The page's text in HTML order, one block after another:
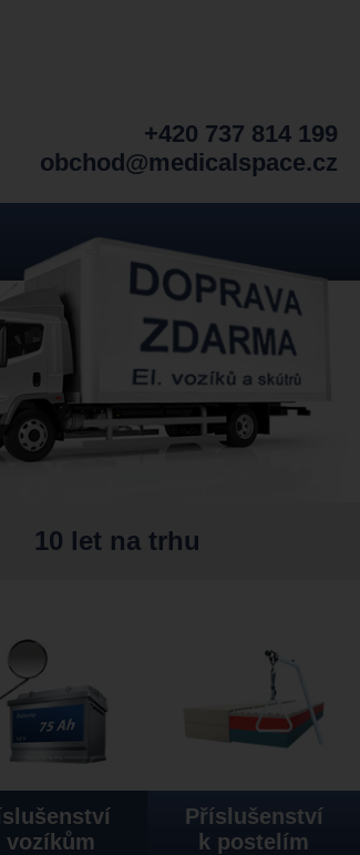
+420 737 814 199
obchod@medicalspace.cz
10 let na trhu
vozíkům
Příslušenství
k postelím